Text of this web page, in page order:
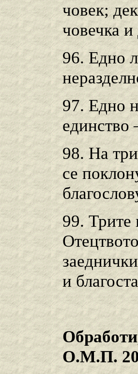
човек;
човечка
96. Едно
97. Едно
единство
98. На
се
99. Трите
и
О.М.П.